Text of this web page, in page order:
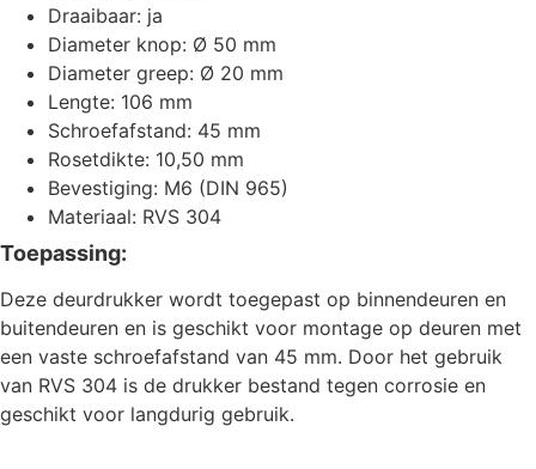
Draaibaar: ja
Diameter knop: Ø 50 mm
Diameter greep: Ø 20 mm
Lengte: 106 mm
Schroefafstand: 45 mm
Rosetdikte: 10,50 mm
Bevestiging: M6 (DIN 965)
Materiaal: RVS 304
Toepassing:
Deze deurdrukker wordt toegepast op binnendeuren en
buitendeuren en is geschikt voor montage op deuren met
een vaste schroefafstand van 45 mm. Door het gebruik
van RVS 304 is de drukker bestand tegen corrosie en
geschikt voor langdurig gebruik.